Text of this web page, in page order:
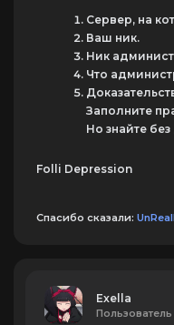
Сервер, на
Ваш ник.
Ник
Что
Заполните
Но знайте
Folli Depression
Спасибо сказали:
Exella
Пользователь